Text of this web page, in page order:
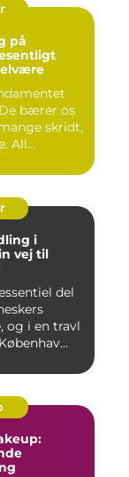
på
bærer os
skridt,
All...
i
vej til
del
og i en travl